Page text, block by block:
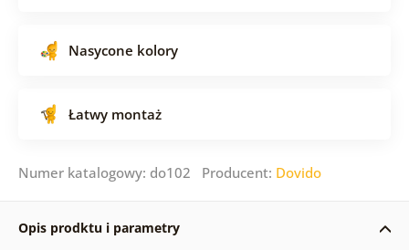
Nasycone kolory
Łatwy montaż
Numer katalogowy: do102 Producent: Dovido
Opis prodktu i parametry